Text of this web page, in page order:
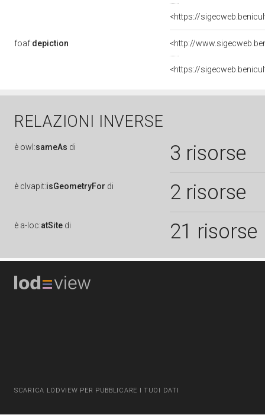
foaf:depiction
RELAZIONI INVERSE
è owl:sameAs di 3 risorse
è clvapit:isGeometryFor di 2 risorse
è a-loc:atSite di 21 risorse
SCARICA LODVIEW PER PUBBLICARE I TUOI DATI